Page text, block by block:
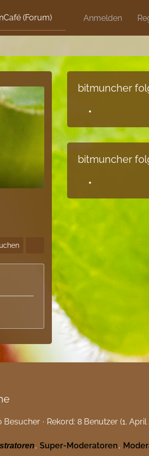
Anmelden
(Forum) Discord
bitmuncher
bitmuncher
Besucher Rekord: 8 Benutzer (1. April
Super-Moderatoren